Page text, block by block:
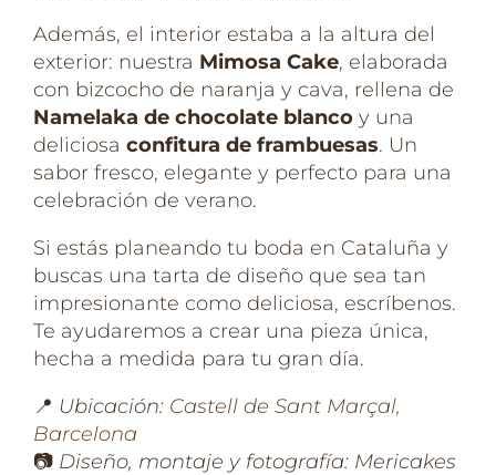
Además, el interior estaba a la altura del
exterior: nuestra Mimosa Cake, elaborada
con bizcocho de naranja y cava, rellena de
Namelaka de chocolate blanco y una
deliciosa confitura de frambuesas. Un
sabor fresco, elegante y perfecto para una
celebración de verano.
Si estás planeando tu boda en Cataluña y
buscas una tarta de diseño que sea tan
impresionante como deliciosa, escríbenos.
Te ayudaremos a crear una pieza única,
hecha a medida para tu gran día.
📍 Ubicación: Castell de Sant Marçal,
Barcelona
📷 Diseño, montaje y fotografía: Mericakes